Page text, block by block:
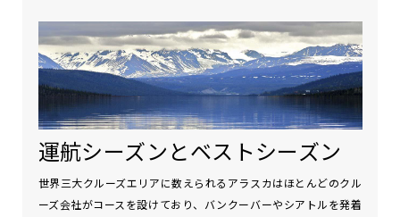
運航シーズンとベストシーズン
世界三大クルーズエリアに数えられるアラスカはほとんどのクル
ーズ会社がコースを設けており、バンクーバーやシアトルを発着